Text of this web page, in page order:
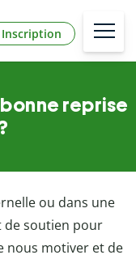
Inscription
reprise
ou dans une
de soutien pour
nous motiver et de